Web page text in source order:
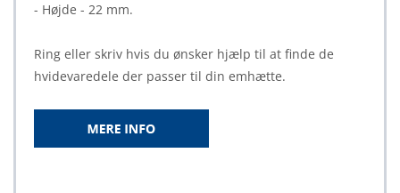
- Højde - 22 mm.
Ring eller skriv hvis du ønsker hjælp til at finde de
hvidevaredele der passer til din emhætte.